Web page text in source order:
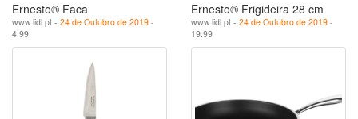
Ernesto® Faca
www.lidl.pt - 24 de Outubro de 2019 -
4.99
Ernesto® Frigideira 28 cm
www.lidl.pt - 24 de Outubro de 2019 -
19.99